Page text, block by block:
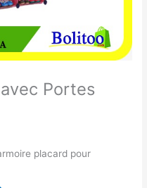
Portes
placard pour